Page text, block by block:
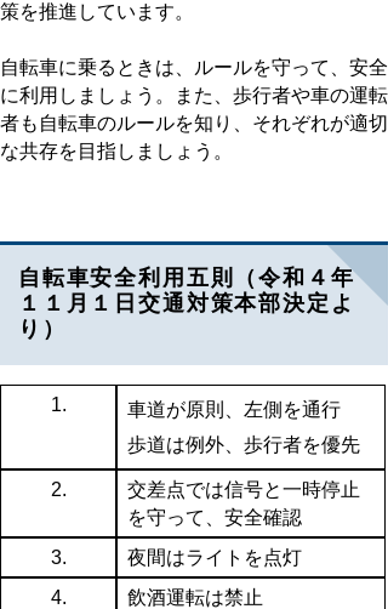
策を推進しています。
自転車に乗るときは、ルールを守って、安全
に利用しましょう。また、歩行者や車の運転
者も自転車のルールを知り、それぞれが適切
な共存を目指しましょう。
自転車安全利用五則（令和４年
１１月１日交通対策本部決定よ
り）
1.
車道が原則、左側を通行
歩道は例外、歩行者を優先
2.
交差点では信号と一時停止
を守って、安全確認
3.
夜間はライトを点灯
4.
飲酒運転は禁止